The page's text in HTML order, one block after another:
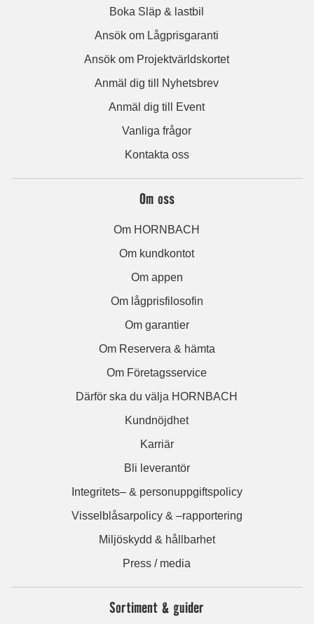
Boka Släp & lastbil
Ansök om Lågprisgaranti
Ansök om Projektvärldskortet
Anmäl dig till Nyhetsbrev
Anmäl dig till Event
Vanliga frågor
Kontakta oss
Om oss
Om HORNBACH
Om kundkontot
Om appen
Om lågprisfilosofin
Om garantier
Om Reservera & hämta
Om Företagsservice
Därför ska du välja HORNBACH
Kundnöjdhet
Karriär
Bli leverantör
Integritets– & personuppgiftspolicy
Visselblåsarpolicy & –rapportering
Miljöskydd & hållbarhet
Press / media
Sortiment & guider